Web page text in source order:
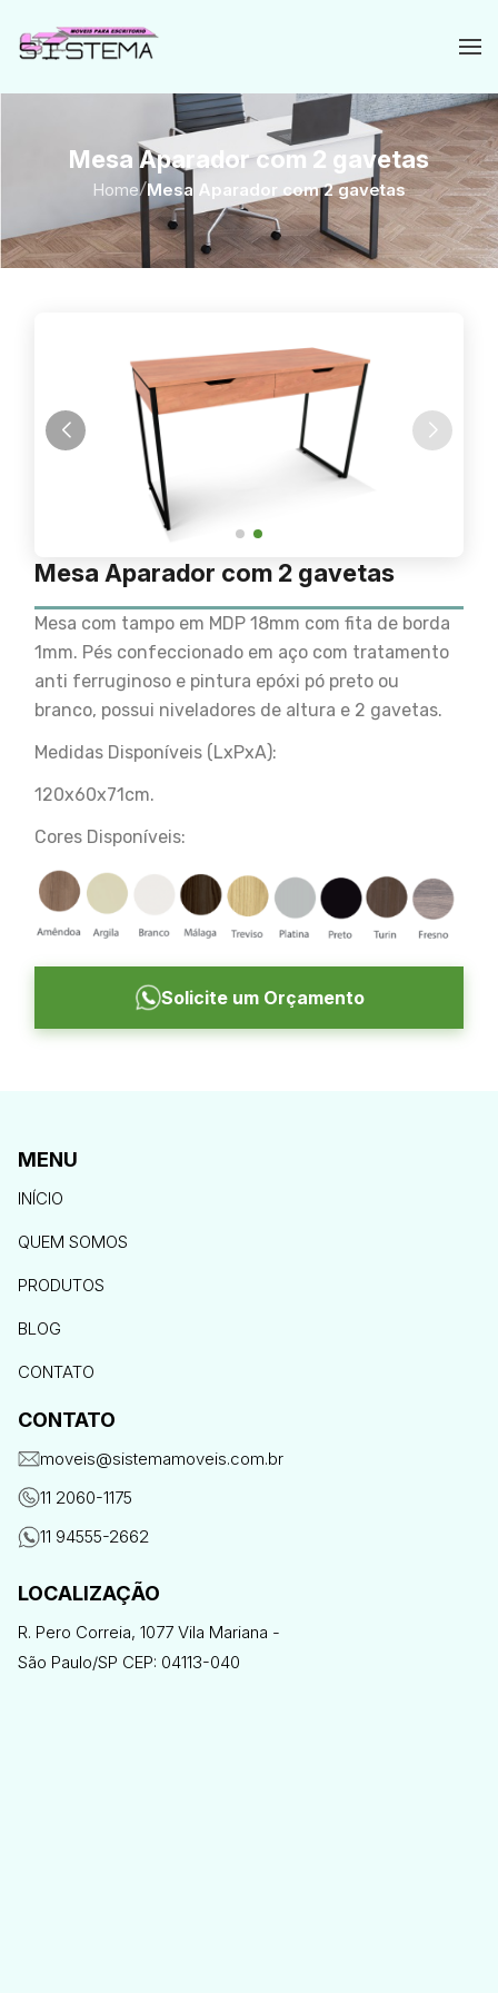
Mesa Aparador com 2 gavetas
Home/Mesa Aparador com 2 gavetas
Mesa Aparador com 2 gavetas
Mesa com tampo em MDP 18mm com fita de borda
1mm. Pés confeccionado em aço com tratamento
anti ferruginoso e pintura epóxi pó preto ou
branco, possui niveladores de altura e 2 gavetas.
Medidas Disponíveis (LxPxA):
120x60x71cm.
Cores Disponíveis:
Solicite um Orçamento
MENU
INÍCIO
QUEM SOMOS
PRODUTOS
BLOG
CONTATO
CONTATO
moveis@sistemamoveis.com.br
11 2060-1175
11 94555-2662
LOCALIZAÇÃO
R. Pero Correia, 1077 Vila Mariana -
São Paulo/SP CEP: 04113-040